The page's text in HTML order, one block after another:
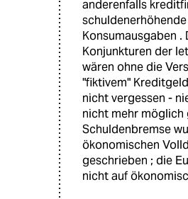
anderenfalls
Konsumausgaben .
Konjunkturen der
wären ohne die
"fiktivem"
nicht vergessen -
nicht mehr möglich
Schuldenbremse
ökonomischen
geschrieben ; die
nicht auf